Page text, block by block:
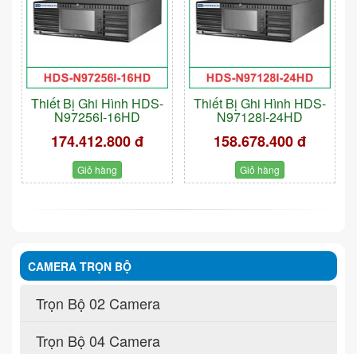
Thiết Bị Ghi Hình HDS-
N97256I-16HD
174.412.800 đ
Giỏ hàng
Thiết Bị Ghi Hình HDS-
N97128I-24HD
158.678.400 đ
Giỏ hàng
CAMERA TRỌN BỘ
Trọn Bộ 02 Camera
Trọn Bộ 04 Camera